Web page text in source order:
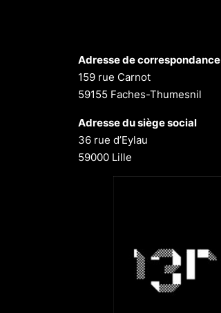
Adresse de correspondance
159 rue Carnot
59155 Faches-Thumesnil
Adresse du siège social
36 rue d’Eylau
59000 Lille